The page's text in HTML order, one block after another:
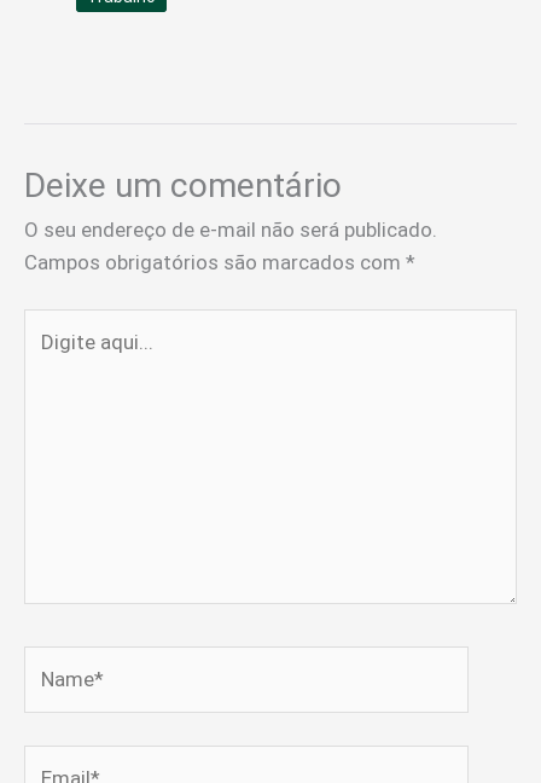
Deixe um comentário
O seu endereço de e-mail não será publicado.
Campos obrigatórios são marcados com *
aqui...